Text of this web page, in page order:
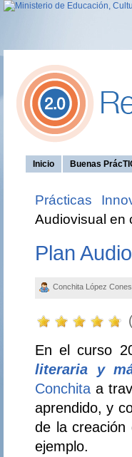
Inicio Buenas
Prácticas
Audiovisual en
Plan
Conchita López
En el curso
literaria y
Conchitaa
aprendido, y
de la
ejemplo.